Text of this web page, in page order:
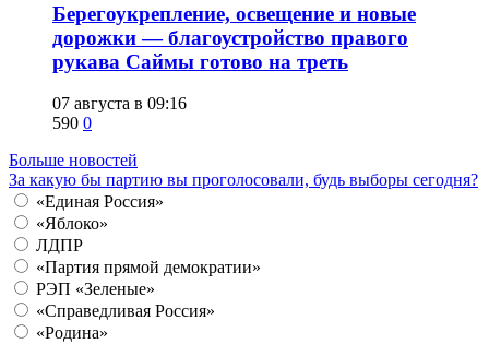
Берегоукрепление, освещение и новые
дорожки — благоустройство правого
рукава Саймы готово на треть
07 августа в 09:16
590 0
Больше новостей
За какую бы партию вы проголосовали, будь выборы сегодня?
«Единая Россия»
«Яблоко»
ЛДПР
«Партия прямой демократии»
РЭП «Зеленые»
«Справедливая Россия»
«Родина»